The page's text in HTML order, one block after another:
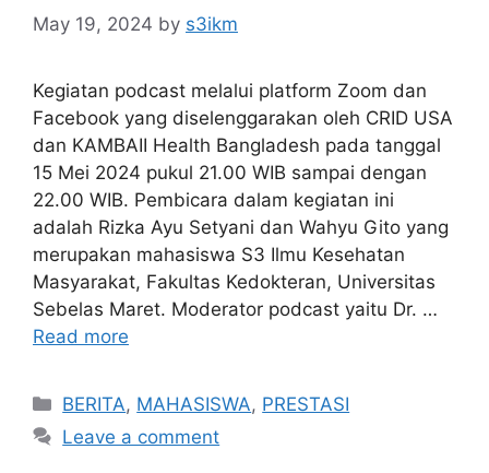
May 19, 2024 by s3ikm
Kegiatan podcast melalui platform Zoom dan
Facebook yang diselenggarakan oleh CRID USA
dan KAMBAII Health Bangladesh pada tanggal
15 Mei 2024 pukul 21.00 WIB sampai dengan
22.00 WIB. Pembicara dalam kegiatan ini
adalah Rizka Ayu Setyani dan Wahyu Gito yang
merupakan mahasiswa S3 Ilmu Kesehatan
Masyarakat, Fakultas Kedokteran, Universitas
Sebelas Maret. Moderator podcast yaitu Dr. …
Read more
Categories
BERITA, MAHASISWA, PRESTASI
Leave a comment